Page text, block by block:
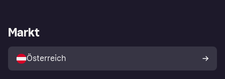
Shops entdecken
Händlerportal
Markt
Österreich